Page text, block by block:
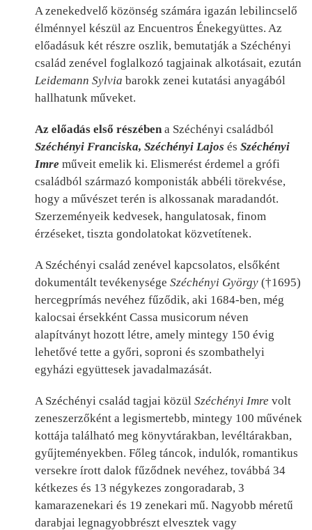
A zenekedvelő közönség számára igazán lebilincselő
élménnyel készül az Encuentros Énekegyüttes. Az
előadásuk két részre oszlik, bemutatják a Széchényi
család zenével foglalkozó tagjainak alkotásait, ezután
Leidemann Sylvia barokk zenei kutatási anyagából
hallhatunk műveket.
Az előadás első részében a Széchényi családból
Széchényi Franciska, Széchényi Lajos és Széchényi
Imre műveit emelik ki. Elismerést érdemel a grófi
családból származó komponisták abbéli törekvése,
hogy a művészet terén is alkossanak maradandót.
Szerzeményeik kedvesek, hangulatosak, finom
érzéseket, tiszta gondolatokat közvetítenek.
A Széchényi család zenével kapcsolatos, elsőként
dokumentált tevékenysége Széchényi György (†1695)
hercegprímás nevéhez fűződik, aki 1684-ben, még
kalocsai érsekként Cassa musicorum néven
alapítványt hozott létre, amely mintegy 150 évig
lehetővé tette a győri, soproni és szombathelyi
egyházi együttesek javadalmazását.
A Széchényi család tagjai közül Széchényi Imre volt
zeneszerzőként a legismertebb, mintegy 100 művének
kottája található meg könyvtárakban, levéltárakban,
gyűjteményekben. Főleg táncok, indulók, romantikus
versekre írott dalok fűződnek nevéhez, továbbá 34
kétkezes és 13 négykezes zongoradarab, 3
kamarazenekari és 19 zenekari mű. Nagyobb méretű
darabjai legnagyobbrészt elvesztek vagy